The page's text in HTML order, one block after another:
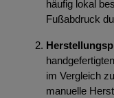
häufig lokal
Fußabdruck
im Vergleich
manuelle